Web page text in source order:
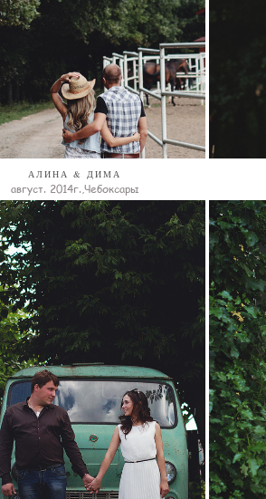
АЛИНА & ДИМА
август. 2014г.,Чебоксары